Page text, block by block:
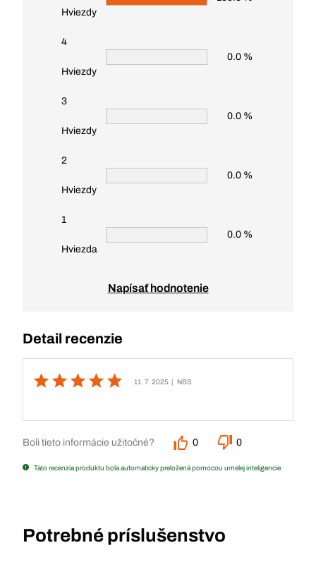
Hviezdy
4
Hviezdy
0.0 %
3
Hviezdy
0.0 %
2
Hviezdy
0.0 %
1
Hviezda
0.0 %
Napísať hodnotenie
Detail recenzie
11. 7. 2025 | NBS
Boli tieto informácie užitočné? 0 0
Táto recenzia produktu bola automaticky preložená pomocou umelej inteligencie
Potrebné príslušenstvo